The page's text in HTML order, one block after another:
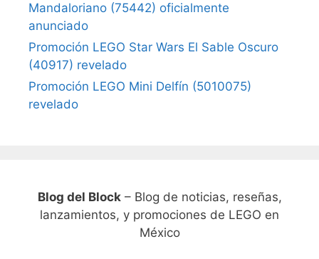
Mandaloriano (75442) oficialmente
anunciado
Promoción LEGO Star Wars El Sable Oscuro
(40917) revelado
Promoción LEGO Mini Delfín (5010075)
revelado
Blog del Block– Blog de noticias, reseñas,
lanzamientos, y promociones de LEGO en
México